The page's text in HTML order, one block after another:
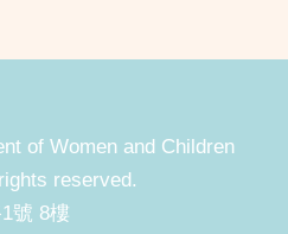
of Women and Children
reserved.
號 8樓